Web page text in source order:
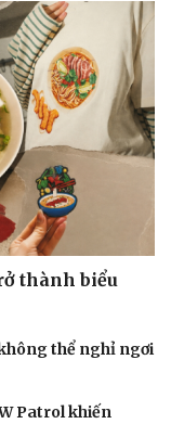
- Gia đình
thành biểu
thể nghỉ ngơi
Patrol khiến